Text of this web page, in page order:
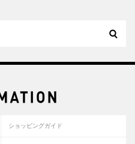
ショッピングガイド